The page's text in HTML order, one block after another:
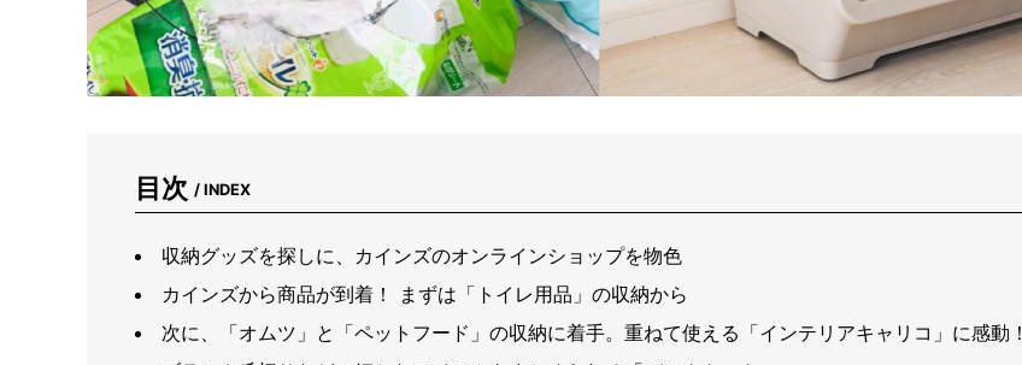
目次 / INDEX
収納グッズを探しに、カインズのオンラインショップを物色
カインズから商品が到着！ まずは「トイレ用品」の収納から
次に、「オムツ」と「ペットフード」の収納に着手。重ねて使える「インテリアキャリコ」に感動！